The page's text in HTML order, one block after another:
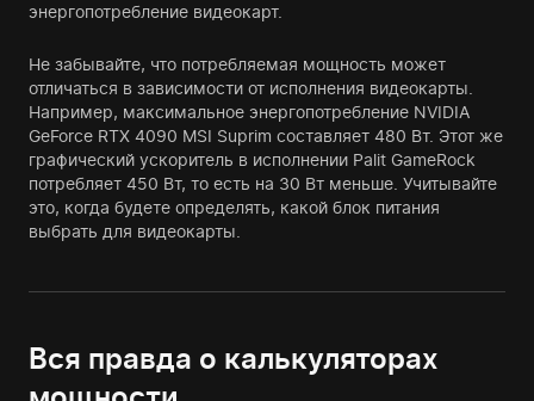
энергопотребление видеокарт.
Не забывайте, что потребляемая мощность может
отличаться в зависимости от исполнения видеокарты.
Например, максимальное энергопотребление NVIDIA
GeForce RTX 4090 MSI Suprim составляет 480 Вт. Этот же
графический ускоритель в исполнении Palit GameRock
потребляет 450 Вт, то есть на 30 Вт меньше. Учитывайте
это, когда будете определять, какой блок питания
выбрать для видеокарты.
Вся правда о калькуляторах